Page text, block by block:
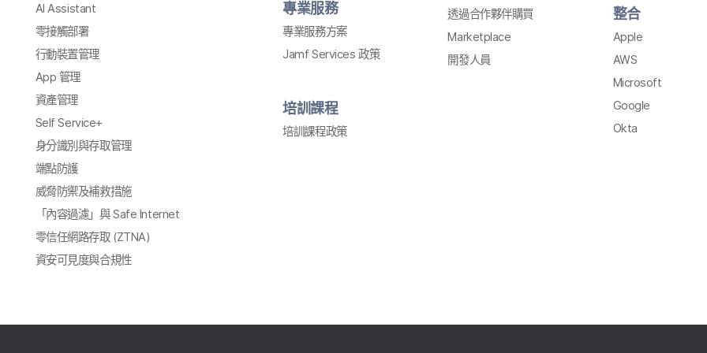
AI Assistant
零接觸部署
行動​裝置​管理
App 管理
資產​管理
Self Service+
身​分識別​與​存取​管理
端點防護
威脅​防禦​及​補救​措施
「內容​過濾」​與Safe Internet
零信任​網路​存取 (ZTNA)
資安​可​見度​與​合規性
專業​服務
專業​服務​方案
Jamf Services政策
培訓​課程
培訓​課程​政策
透過​合作夥伴購買
Marketplace
開發​人員
整合
Apple
AWS
Microsoft
Google
Okta